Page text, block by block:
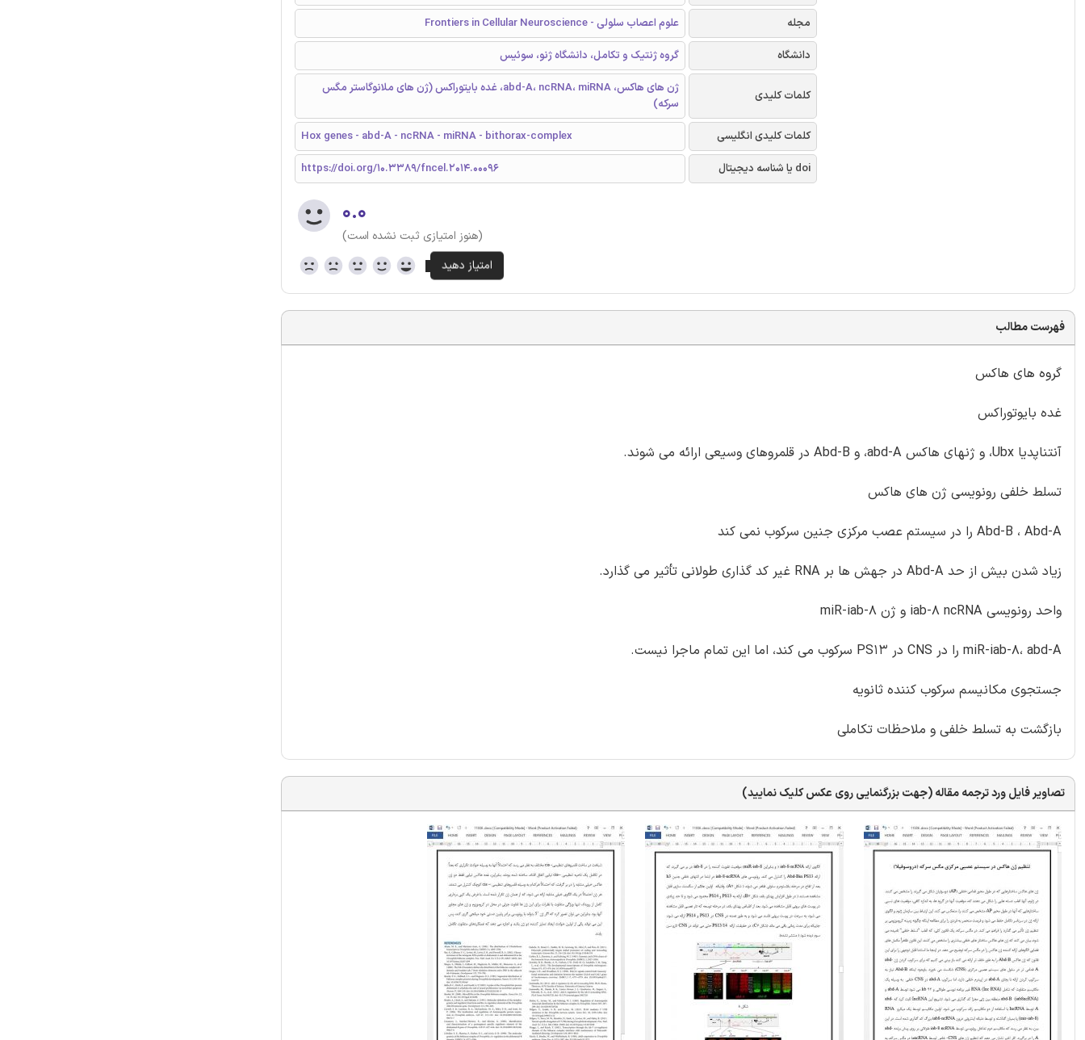
مجله
علوم اعصاب سلولی - Frontiers in Cellular Neuroscience
دانشگاه
گروه ژنتیک و تکامل، دانشگاه ژنو، سوئیس
کلمات کلیدی
ژن های هاکس، abd-A، ncRNA، miRNA، غده بایتوراکس (ژن های ملانوگاستر مگس
سرکه)
کلمات کلیدی انگلیسی
Hox genes - abd-A - ncRNA - miRNA - bithorax-complex
doi یا شناسه دیجیتال
https://doi.org/10.3389/fncel.2014.00096
۰.۰
(هنوز امتیازی ثبت نشده است)
فهرست مطالب
گروه های هاکس
غده بایوتوراکس
آنتناپدیا Ubx، و ژنهای هاکس abd-A، و Abd-B در قلمروهای وسیعی ارائه می شوند.
تسلط خلفی رونویسی ژن های هاکس
Abd-B ، Abd-A را در سیستم عصب مرکزی جنین سرکوب نمی کند
زیاد شدن بیش از حد Abd-A در جهش ها بر RNA غیر کد گذاری طولانی تأثیر می گذارد.
واحد رونویسی iab-8 ncRNA و ژن miR-iab-8
miR-iab-8، abd-A را در CNS در PS13 سرکوب می کند، اما این تمام ماجرا نیست.
جستجوی مکانیسم سرکوب کننده ثانویه
بازگشت به تسلط خلفی و ملاحظات تکاملی
تصاویر فایل ورد ترجمه مقاله (جهت بزرگنمایی روی عکس کلیک نمایید)